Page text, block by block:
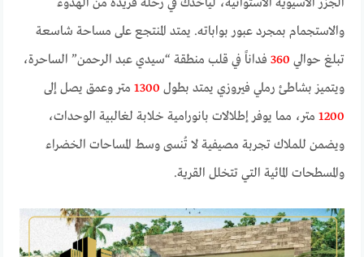
والاستجمام بمجرد عبور بواباته. يمتد المنتجع على مساحة شاسعة
تبلغ حوالي 360 فداناً في قلب منطقة “سيدي عبد الرحمن” الساحرة،
ويتميز بشاطئ رملي فيروزي يمتد بطول 1300 متر وعمق يصل إلى
1200 متر، مما يوفر إطلالات بانورامية خلابة لغالبية الوحدات،
ويضمن للملاك تجربة مصيفية لا تُنسى وسط المساحات الخضراء
والمسطحات المائية التي تتخلل القرية.